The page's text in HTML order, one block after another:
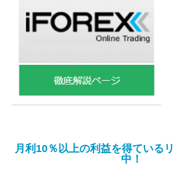
月利10％以上の利益を得ている
中！